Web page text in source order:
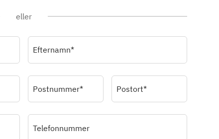
eller
Efternamn*
Postnummer* Postort*
Telefonnummer